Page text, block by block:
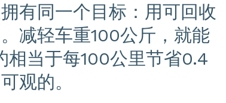
有同一个目标：用可回收
减轻车重100公斤，就能
相当于每100公里节省0.4
观的。